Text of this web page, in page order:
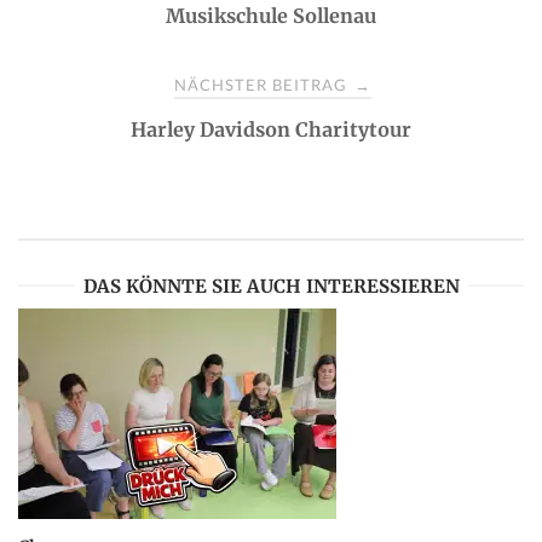
i
g
a
Musikschule Sollenau
NÄCHSTER BEITRAG →
Harley Davidson Charitytour
DAS KÖNNTE SIE AUCH INTERESSIEREN